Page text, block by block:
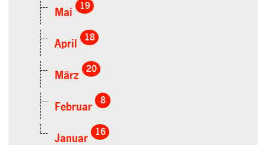
Mai
19
April
18
März
20
Februar
8
Januar
16